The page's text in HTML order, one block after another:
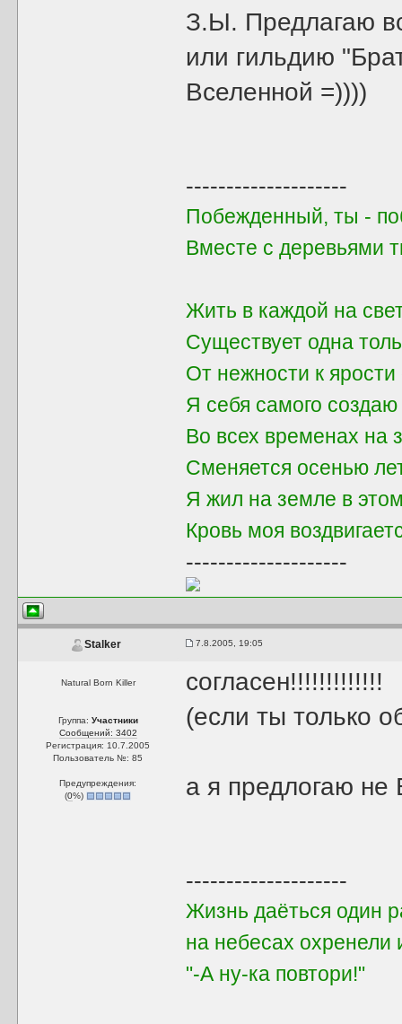
З.Ы. Предлагаю
или гильдию
Вселенной =))))
--------------------
Побежденный, ты -
Вместе с деревьями
Жить в каждой на
Существует одна
От нежности к ярости
Я себя самого
Во всех временах на
Сменяется осенью
Я жил на земле в
Кровь моя
--------------------
Stalker 7.8.2005, 19:05
Natural Born Killer
Группа: Участники
Сообщений: 3402
Регистрация: 10.7.2005
Пользователь №: 85
Предупреждения:
(0%)
согласен!!!!!!!!!!!!!
(если ты только
а я предлогаю не
--------------------
Жизнь даёться один
на небесах охренели
"-А ну-ка повтори!"